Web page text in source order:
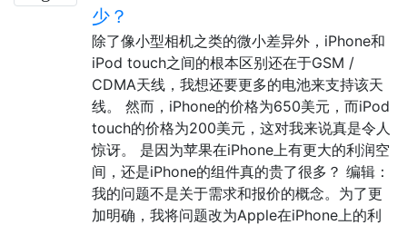
少？
除了像小型相机之类的微小差异外，iPhone和
iPod touch之间的根本区别还在于GSM /
CDMA天线，我想还要更多的电池来支持该天
线。 然而，iPhone的价格为650美元，而iPod
touch的价格为200美元，这对我来说真是令人
惊讶。 是因为苹果在iPhone上有更大的利润空
间，还是iPhone的组件真的贵了很多？ 编辑：
我的问题不是关于需求和报价的概念。为了更
加明确，我将问题改为Apple在iPhone上的利